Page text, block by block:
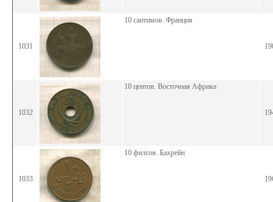
1031
10 сантимов. Франция
1032
10 центов. Восточная Африка
1033
10 филсов. Бахрейн